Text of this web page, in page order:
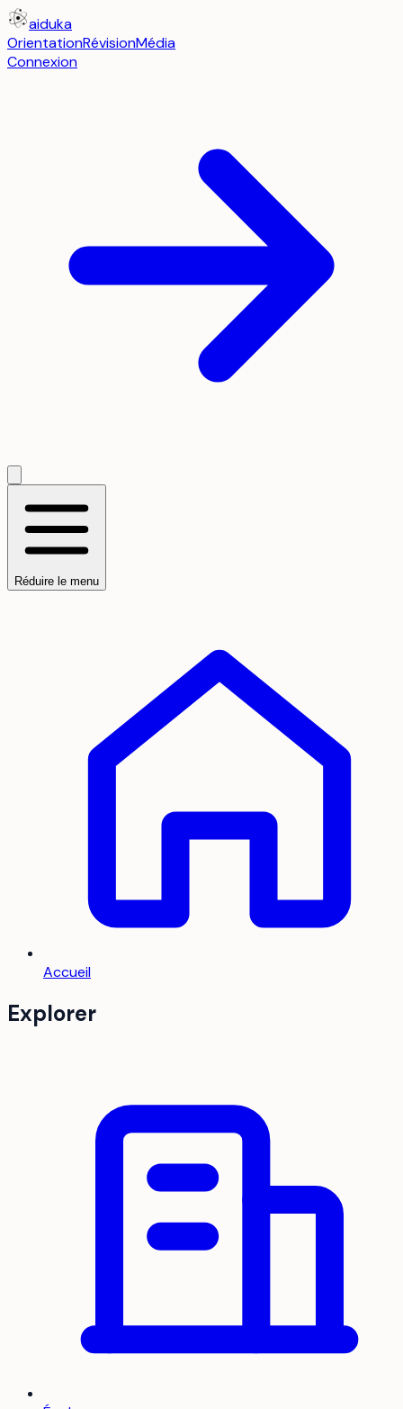
aiduka
OrientationRévisionMédia
Connexion
Réduire le menu
Accueil
Explorer